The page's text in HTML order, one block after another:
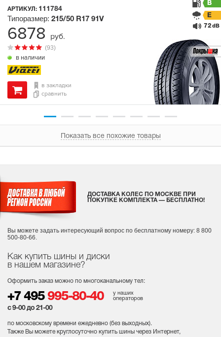
АРТИКУЛ: 111784
в наличии
(93)
Типоразмер: 215/50 R17 91V
B
E
72 dB
в закладки
сравнить
6878 руб.
Показать все похожие товары
Как купить шины и диски
в нашем магазине?
Оформить заказ можно по многоканальному тел:
+7 495 995-80-40
у наших
операторов
с 9-00 до 21-00
по московскому времени ежедневно (без выходных).
Также Вы можете круглосуточно купить шины через Интернет,
ДОСТАВКА КОЛЕС ПО МОСКВЕ ПРИ
ПОКУПКЕ КОМПЛЕКТА — БЕСПЛАТНО!
Вы можете задать интересующий вопрос по бесплатному номеру: 8 800
500-80-66.